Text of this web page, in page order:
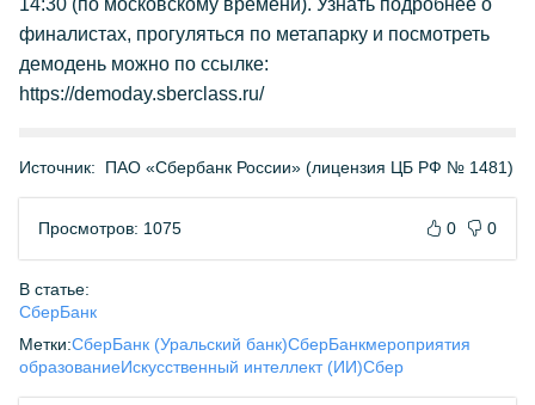
14:30 (по московскому времени). Узнать подробнее о
финалистах, прогуляться по метапарку и посмотреть
демодень можно по ссылке:
https://demoday.sberclass.ru/
Источник: ПАО «Сбербанк России» (лицензия ЦБ РФ № 1481)
Просмотров: 1075 0 0
В статье:
СберБанк
Метки:СберБанк (Уральский банк)СберБанкмероприятия
образованиеИскусственный интеллект (ИИ)Сбер